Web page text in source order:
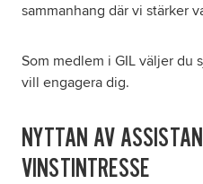
sammanhang där vi stärker
Som medlem i GIL väljer du
vill engagera dig.
NYTTAN AV
VINSTINTRESSE